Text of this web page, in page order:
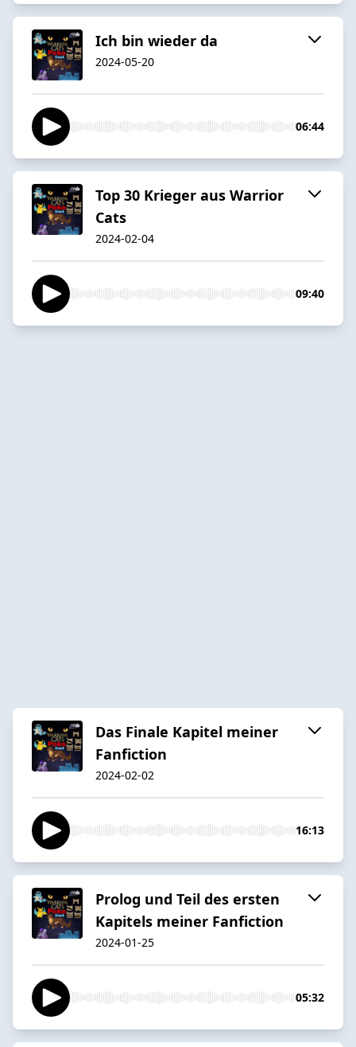
Ich bin wieder da
2024-05-20
06:44
Top 30 Krieger aus Warrior
Cats
2024-02-04
09:40
Das Finale Kapitel meiner
Fanfiction
2024-02-02
16:13
Prolog und Teil des ersten
Kapitels meiner Fanfiction
2024-01-25
05:32